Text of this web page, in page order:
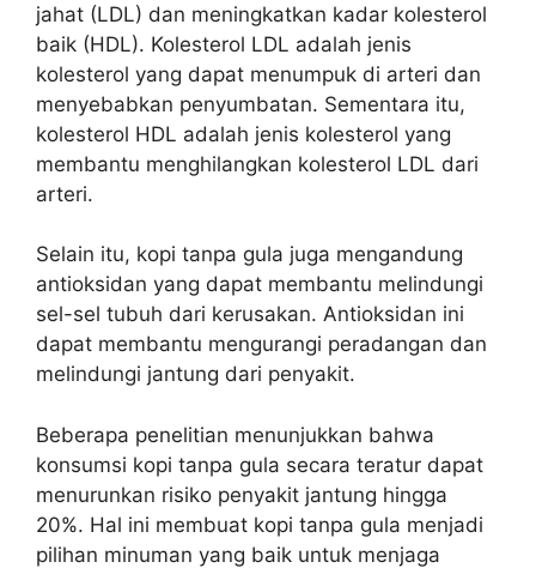
jahat (LDL) dan meningkatkan kadar kolesterol
baik (HDL). Kolesterol LDL adalah jenis
kolesterol yang dapat menumpuk di arteri dan
menyebabkan penyumbatan. Sementara itu,
kolesterol HDL adalah jenis kolesterol yang
membantu menghilangkan kolesterol LDL dari
arteri.
Selain itu, kopi tanpa gula juga mengandung
antioksidan yang dapat membantu melindungi
sel-sel tubuh dari kerusakan. Antioksidan ini
dapat membantu mengurangi peradangan dan
melindungi jantung dari penyakit.
Beberapa penelitian menunjukkan bahwa
konsumsi kopi tanpa gula secara teratur dapat
menurunkan risiko penyakit jantung hingga
20%. Hal ini membuat kopi tanpa gula menjadi
pilihan minuman yang baik untuk menjaga